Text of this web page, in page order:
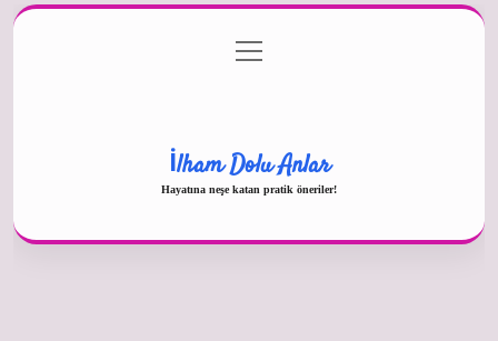
Gizlilik Politikası
menüyü
aç
İlham Dolu Anlar
Hayatına neşe katan pratik öneriler!